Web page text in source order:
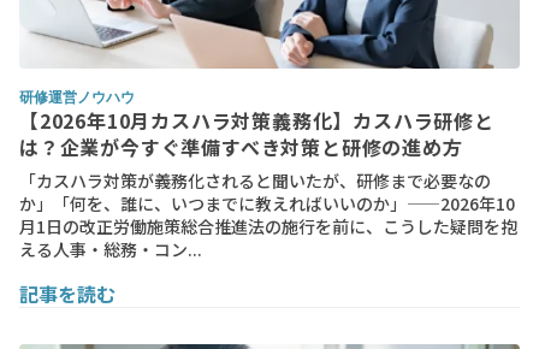
研修運営ノウハウ
【2026年10月カスハラ対策義務化】カスハラ研修と
は？企業が今すぐ準備すべき対策と研修の進め方
「カスハラ対策が義務化されると聞いたが、研修まで必要なの
か」「何を、誰に、いつまでに教えればいいのか」——2026年10
月1日の改正労働施策総合推進法の施行を前に、こうした疑問を抱
える人事・総務・コン...
記事を読む